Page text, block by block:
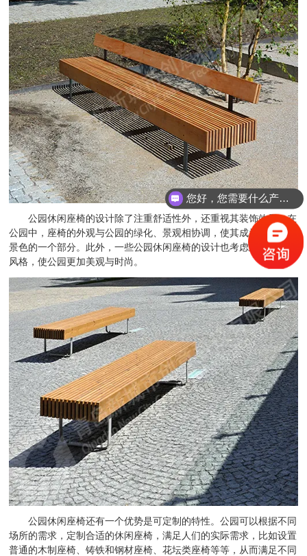
公园休闲座椅的设计除了注重舒适性外，还重视其装饰效果。在
公园中，座椅的外观与公园的绿化、景观相协调，使其成为整个公园
景色的一个部分。此外，一些公园休闲座椅的设计也考虑到了流线的
风格，使公园更加美观与时尚。
公园休闲座椅还有一个优势是可定制的特性。公园可以根据不同
场所的需求，定制合适的休闲座椅，满足人们的实际需求，比如设置
普通的木制座椅、铸铁和钢材座椅、花坛类座椅等等，从而满足不同
您好，您需要什么产品？